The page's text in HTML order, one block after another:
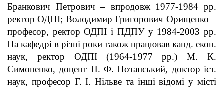
Бранкович Петрович – впродовж 1977-1984 рр.
ректор ОДПІ; Володимир Григорович Орищенко –
професор, ректор ОДПІ і ПДПУ у 1984-2003 рр.
На кафедрі в різні роки також працював канд. екон.
наук, ректор ОДПІ (1964-1977 рр.) М. К.
Симоненко, доцент П. Ф. Потапський, доктор іст.
наук, професор Г. І. Нільве та інші відомі у місті